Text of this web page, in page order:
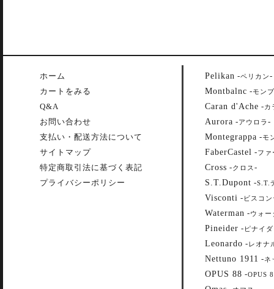
ホーム
カートをみる
Q&A
お問い合わせ
支払い・配送方法について
サイトマップ
特定商取引法に基づく表記
プライバシーポリシー
Pelikan -ペリカン-
Montbalnc -モン
Caran d'Ache -カ
Aurora -アウロラ -
Montegrappa -モ
FaberCastel -ファ
Cross -クロス -
S.T.Dupont -S.T.
Visconti - ビスコ
Waterman -ウォー
Pineider - ピナイ
Leonardo -レオナ
Nettuno 1911 -ネ
OPUS 88 -OPUS